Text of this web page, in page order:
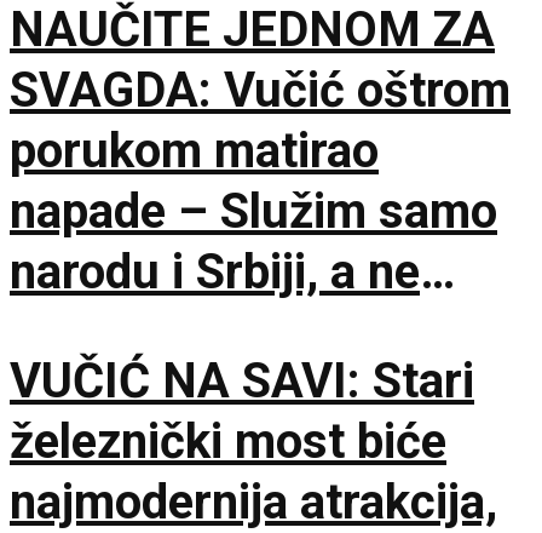
NAUČITE JEDNOM ZA
SVAGDA: Vučić oštrom
porukom matirao
napade – Služim samo
narodu i Srbiji, a ne
VUČIĆ NA SAVI: Stari
železnički most biće
najmodernija atrakcija,